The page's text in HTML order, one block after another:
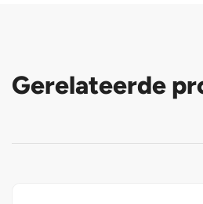
Gerelateerde